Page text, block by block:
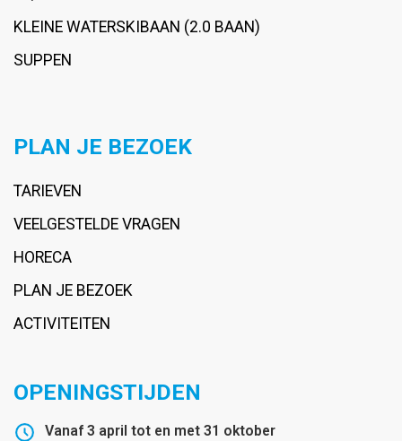
KLEINE WATERSKIBAAN (2.0 BAAN)
SUPPEN
PLAN JE BEZOEK
TARIEVEN
VEELGESTELDE VRAGEN
HORECA
PLAN JE BEZOEK
ACTIVITEITEN
OPENINGSTIJDEN
Vanaf 3 april tot en met 31 oktober